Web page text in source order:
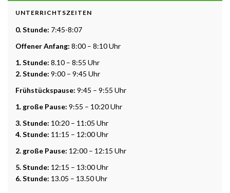
UNTERRICHTSZEITEN
0. Stunde: 7:45-8:07
Offener Anfang: 8:00 – 8:10 Uhr
1. Stunde: 8.10 – 8:55 Uhr
2. Stunde: 9:00 – 9:45 Uhr
Frühstückspause: 9:45 – 9:55 Uhr
1. große Pause: 9:55 – 10:20 Uhr
3. Stunde: 10:20 – 11:05 Uhr
4. Stunde: 11:15 – 12:00 Uhr
2. große Pause: 12:00 – 12:15 Uhr
5. Stunde: 12:15 – 13:00 Uhr
6. Stunde: 13.05 – 13.50 Uhr